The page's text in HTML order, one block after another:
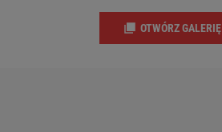
OTWÓRZ GALERIĘ